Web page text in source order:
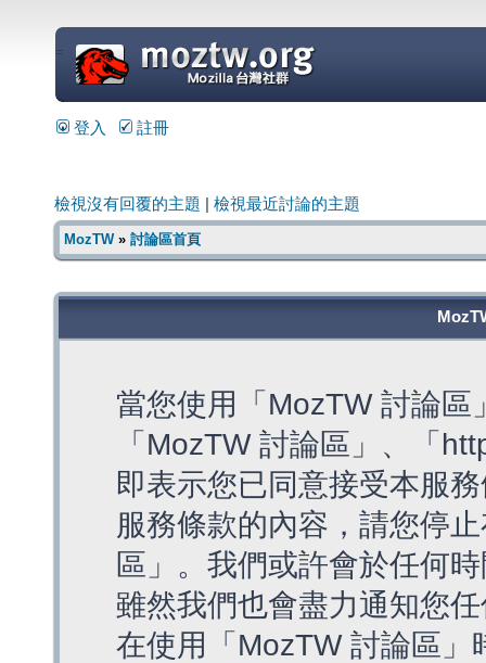
=
登入 註冊
檢視沒有回覆的主題 檢視最近討論的主題
MozTW» 討論區首頁
當您使用「MozTW 討論
「MozTW 討論區」、「
即表示您已同意接受本服
服務條款的內容，請您停
區」。我們或許會於任何
雖然我們也會盡力通知您
在使用「MozTW 討論區